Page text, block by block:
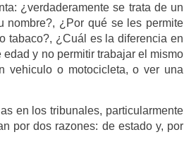
¿verdaderamente se trata de un
nombre?, ¿Por qué se les permite
tabaco?, ¿Cuál es la diferencia en
y no permitir trabajar el mismo
vehiculo o motocicleta, o ver una
en los tribunales, particularmente
por dos razones: de estado y, por